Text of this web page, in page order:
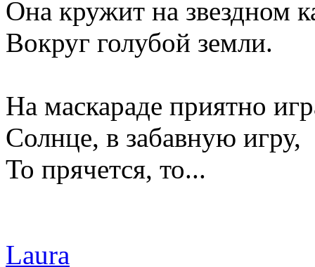
Она кружит на звездном
Вокруг голубой земли.
На маскараде приятно
Солнце, в забавную игру,
То прячется, то...
Laura